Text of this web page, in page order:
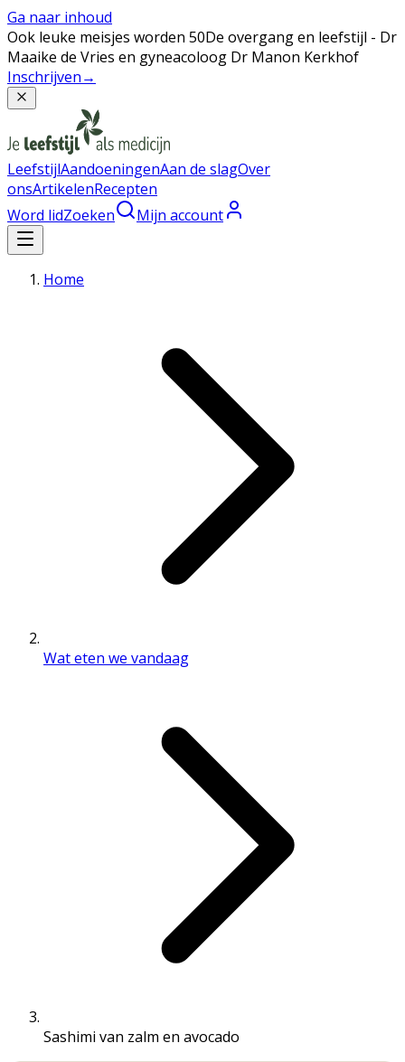
Ga naar inhoud
Ook leuke meisjes worden 50De overgang en leefstijl - Dr
Maaike de Vries en gyneacoloog Dr Manon Kerkhof
Inschrijven→
LeefstijlAandoeningenAan de slagOver
onsArtikelenRecepten
Word lidZoeken Mijn account
Home
Wat eten we vandaag
Sashimi van zalm en avocado